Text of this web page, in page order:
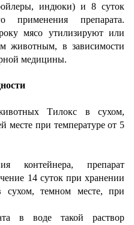
индюки) и 8 суток
применения препарата.
мясо утилизируют или
животным, в зависимости
медицины.
Тилокс в сухом,
месте при температуре от 5
контейнера, препарат
14 суток при хранении
сухом, темном месте, при
в воде такой раствор